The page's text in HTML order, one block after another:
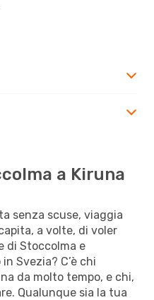
a Kiruna
senza scuse, viaggia
a volte, di voler
di Stoccolma e
Svezia? C’è chi
da molto tempo, e chi,
Qualunque sia la tua